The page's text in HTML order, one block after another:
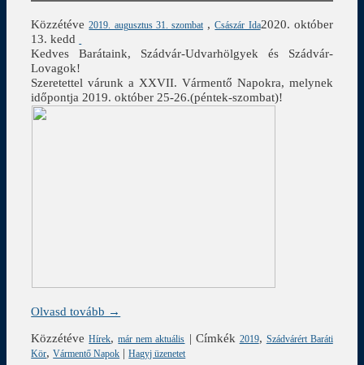
Közzétéve2019. augusztus 31. szombat ,Császár Ida2020. október
13. kedd
Kedves Barátaink, Szádvár-Udvarhölgyek és Szádvár-
Lovagok!
Szeretettel várunk a XXVII. Vármentő Napokra, melynek
időpontja 2019. október 25-26.(péntek-szombat)!
Olvasd tovább →
Közzétéve Hírek,már nem aktuális | Címkék 2019, Szádvárért Baráti
Kör,Vármentő Napok |Hagyj üzenetet